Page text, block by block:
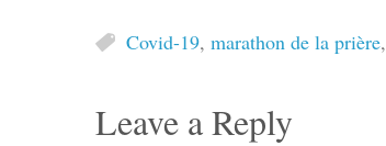
Covid-19, marathon de la prière,
Leave a Reply